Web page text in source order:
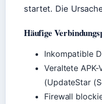
startet. Die
Häufige
Inkompatible
Veraltete
(UpdateStar
Firewall